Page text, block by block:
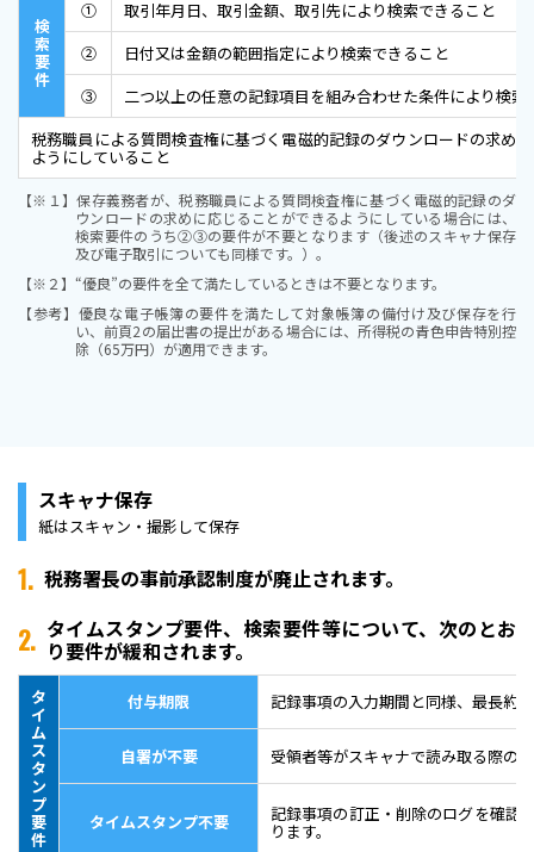
検
索
要
件
①
取引年月日、取引金額、取引先により検索できること
②
日付又は金額の範囲指定により検索できること
③
二つ以上の任意の記録項目を組み合わせた条件により検索
税務職員による質問検査権に基づく電磁的記録のダウンロードの求め
ようにしていること
【※１】保存義務者が、税務職員による質問検査権に基づく電磁的記録のダ
ウンロードの求めに応じることができるようにしている場合には、
検索要件のうち②③の要件が不要となります（後述のスキャナ保存
及び電子取引についても同様です。）。
【※２】 “優良”の要件を全て満たしているときは不要となります。
【参考】 優良な電子帳簿の要件を満たして対象帳簿の備付け及び保存を行
い、前頁2の届出書の提出がある場合には、所得税の青色申告特別控
除（65万円）が適用できます。
スキャナ保存
紙はスキャン・撮影して保存
1. 税務署長の事前承認制度が廃止されます。
2. タイムスタンプ要件、検索要件等について、次のとお
り要件が緩和されます。
タ
イ
ム
ス
タ
ン
プ
要
件
付与期限 記録事項の入力期間と同様、最長約
自署が不要 受領者等がスキャナで読み取る際の
タイムスタンプ不要 記録事項の訂正・削除のログを確認
ります。